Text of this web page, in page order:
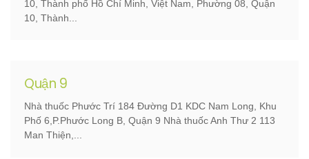
10, Thành phố Hồ Chí Minh, Việt Nam, Phường 08, Quận
10, Thành...
Quận 9
Nhà thuốc Phước Trí 184 Đường D1 KDC Nam Long, Khu
Phố 6,P.Phước Long B, Quận 9 Nhà thuốc Anh Thư 2 113
Man Thiện,...